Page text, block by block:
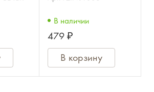
в катушке 100 м
В наличии
479 ₽
В корзину